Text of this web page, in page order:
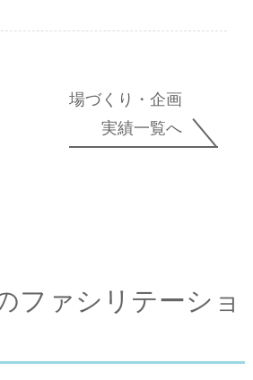
場づくり・企画
実績一覧へ
ファシリテーショ